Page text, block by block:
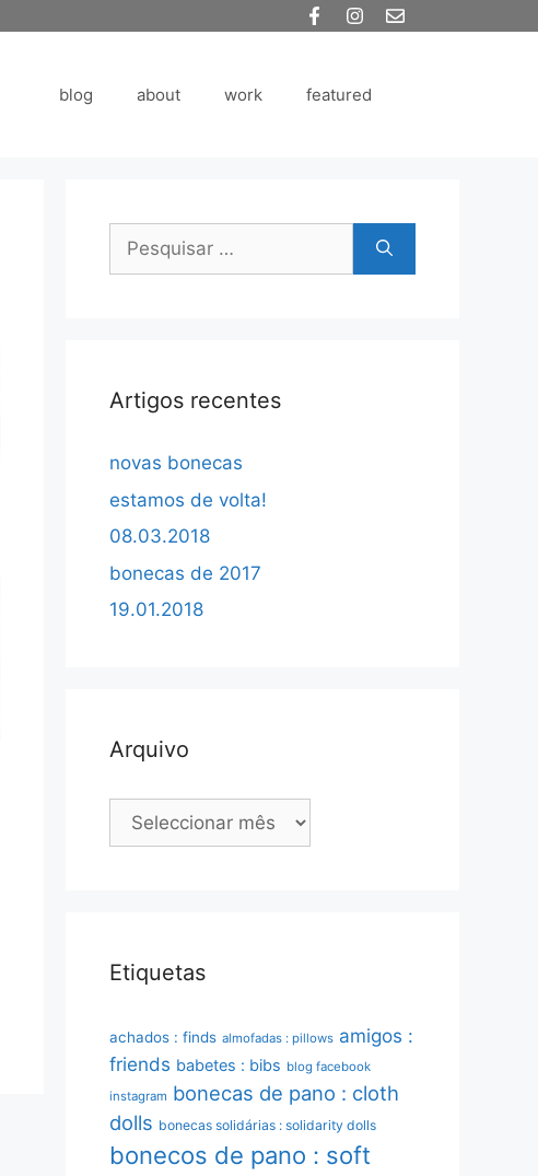
blog about work featured
Pesquisar
Artigos recentes
novas bonecas
estamos de volta!
08.03.2018
bonecas de 2017
19.01.2018
Arquivo
Arquivo
Etiquetas
achados : finds almofadas : pillows amigos :
friends babetes : bibs blog facebook
instagram bonecas de pano : cloth
dolls bonecas solidárias : solidarity dolls
bonecos de pano : soft